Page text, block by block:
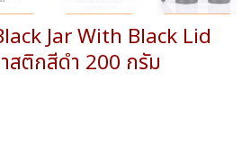
Jar With Black Lid
สติกสีดำ 200 กรัม